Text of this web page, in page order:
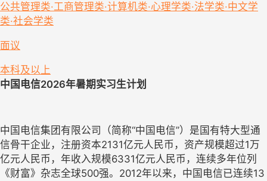
公共管理类·工商管理类·计算机类·心理学类·法学类·中文学
类·社会学类
面议
本科及以上
中国电信2026年暑期实习生计划
中国电信集团有限公司（简称“中国电信”）是国有特大型通
信骨干企业，注册资本2131亿元人民币，资产规模超过1万
亿元人民币，年收入规模6331亿元人民币，连续多年位列
《财富》杂志全球500强。 2012年以来，中国电信已连续13